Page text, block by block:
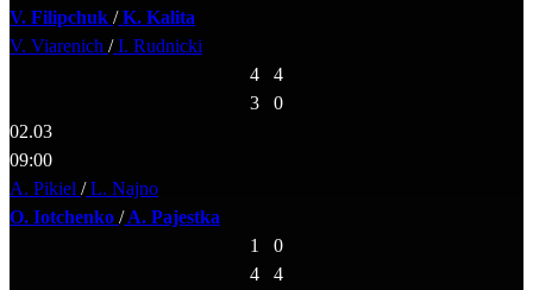
V. Filipchuk /K. Kalita
V. Viarenich /I. Rudnicki
4
4
3
0
02.03
09:00
A. Pikiel /L. Najno
O. Iotchenko /A. Pajestka
1
0
4
4